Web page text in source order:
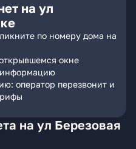
на ул
по номеру дома на
окне
информацию
оператор перезвонит и
на ул Березовая